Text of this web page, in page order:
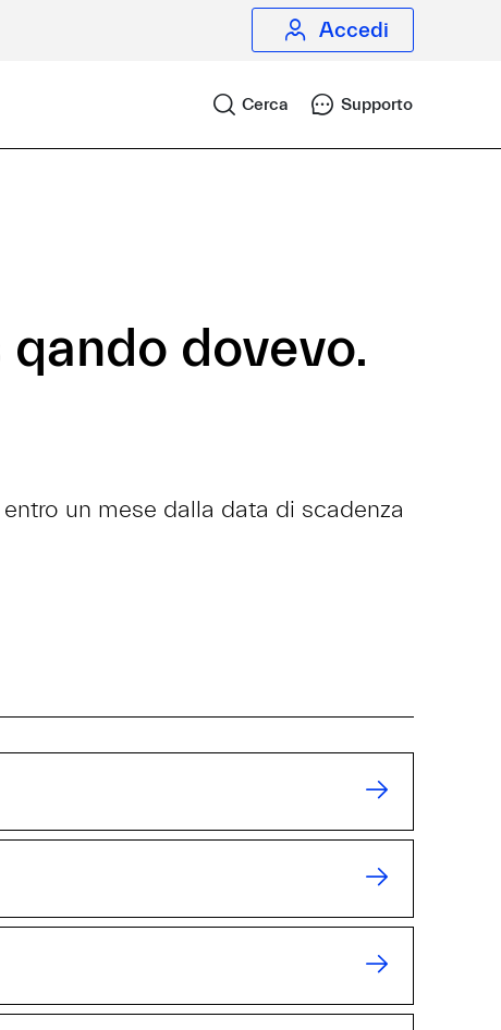
Accedi
Cerca Supporto
dovevo.
entro un mese dalla data di scadenza